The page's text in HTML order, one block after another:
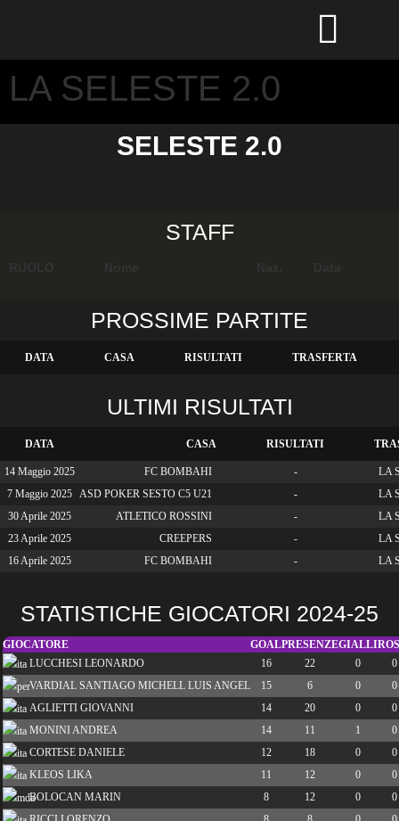
LA SELESTE 2.0
SELESTE 2.0
STAFF
PROSSIME PARTITE
DATA CASA RISULTATI TRASFERTA
ULTIMI RISULTATI
DATA CASA RISULTATI
14 Maggio 2025 FC BOMBAHI -
LA
7 Maggio 2025 ASD POKER SESTO C5 U21 -
LA
30 Aprile 2025
ATLETICO ROSSINI -
LA
23 Aprile 2025
CREEPERS -
LA
16 Aprile 2025
FC BOMBAHI - LA
STATISTICHE GIOCATORI 2024-25
GIOCATORE GOALPRESENZEGIALLI
LUCCHESI LEONARDO
16 22 0
0
VARDIAL SANTIAGO MICHELL LUIS ANGEL
15 6 0
0
AGLIETTI GIOVANNI
14 20 0
0
MONINI ANDREA
14 11 1
0
CORTESE DANIELE
12 18 0
0
KLEOS LIKA
11 12 0
0
BOLOCAN MARIN
8 12 0
0